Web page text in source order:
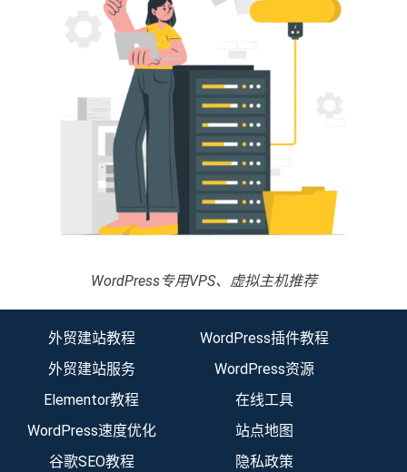
WordPress专用VPS、虚拟主机推荐
外贸建站教程
外贸建站服务
Elementor教程
WordPress速度优化
谷歌SEO教程
WordPress插件教程
WordPress资源
在线工具
站点地图
隐私政策